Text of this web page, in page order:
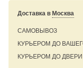
Доставка вМосква
САМОВЫВОЗ
КУРЬЕРОМ ДО
КУРЬЕРОМ ДО